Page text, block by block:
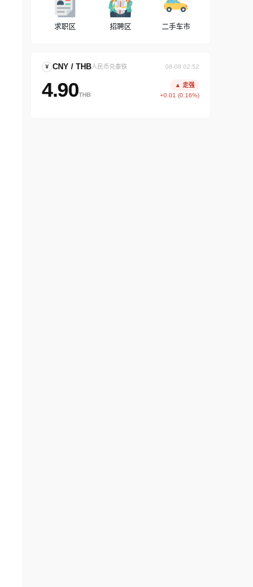
求职区 招聘区 二手车市
¥ CNY / THB人民币兑泰铢 08-08 02:52
4.90THB
▲ 走强
+0.01 (0.16%)